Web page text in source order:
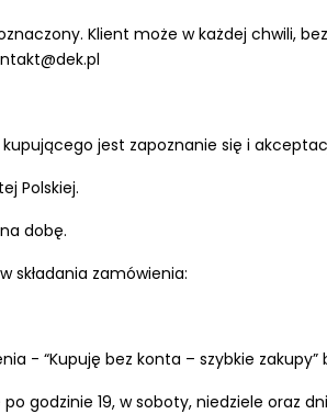
Klient może w każdej chwili,
jest zapoznanie się i
Polskiej.
dobę.
składania zamówienia:
- “Kupuję bez konta – szybkie zakupy”
godzinie 19, w soboty, niedziele